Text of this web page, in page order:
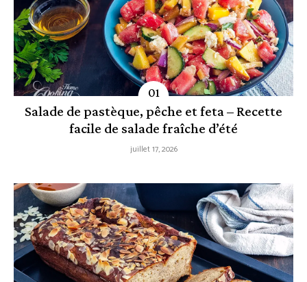
Salade de pastèque, pêche et feta – Recette
facile de salade fraîche d’été
juillet 17, 2026